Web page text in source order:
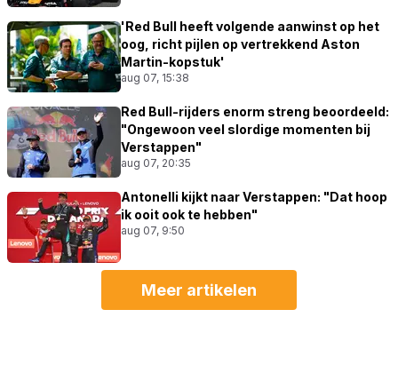
'Red Bull heeft volgende aanwinst op het
oog, richt pijlen op vertrekkend Aston
Martin-kopstuk'
aug 07, 15:38
Red Bull-rijders enorm streng beoordeeld:
"Ongewoon veel slordige momenten bij
Verstappen"
aug 07, 20:35
Antonelli kijkt naar Verstappen: "Dat hoop
ik ooit ook te hebben"
aug 07, 9:50
Meer artikelen